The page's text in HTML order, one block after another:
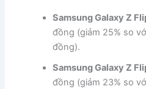
Samsung Galaxy Z
đồng (giảm 25% so
đồng).
Samsung Galaxy Z
đồng (giảm 23% so